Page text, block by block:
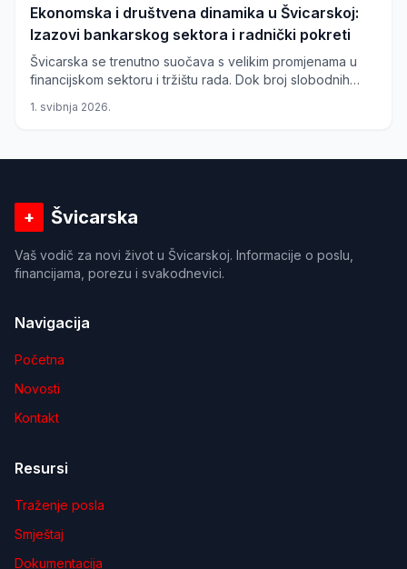
Ekonomska i društvena dinamika u Švicarskoj:
Izazovi bankarskog sektora i radnički pokreti
Švicarska se trenutno suočava s velikim promjenama u
financijskom sektoru i tržištu rada. Dok broj slobodnih
pokreti jačaju, osobito s nadolazećim prosvjedima za Prvi
1. svibnja 2026.
+ Švicarska
Vaš vodič za novi život u Švicarskoj. Informacije o poslu,
financijama, porezu i svakodnevici.
Navigacija
Početna
Novosti
Kontakt
Resursi
Traženje posla
Smještaj
Dokumentacija